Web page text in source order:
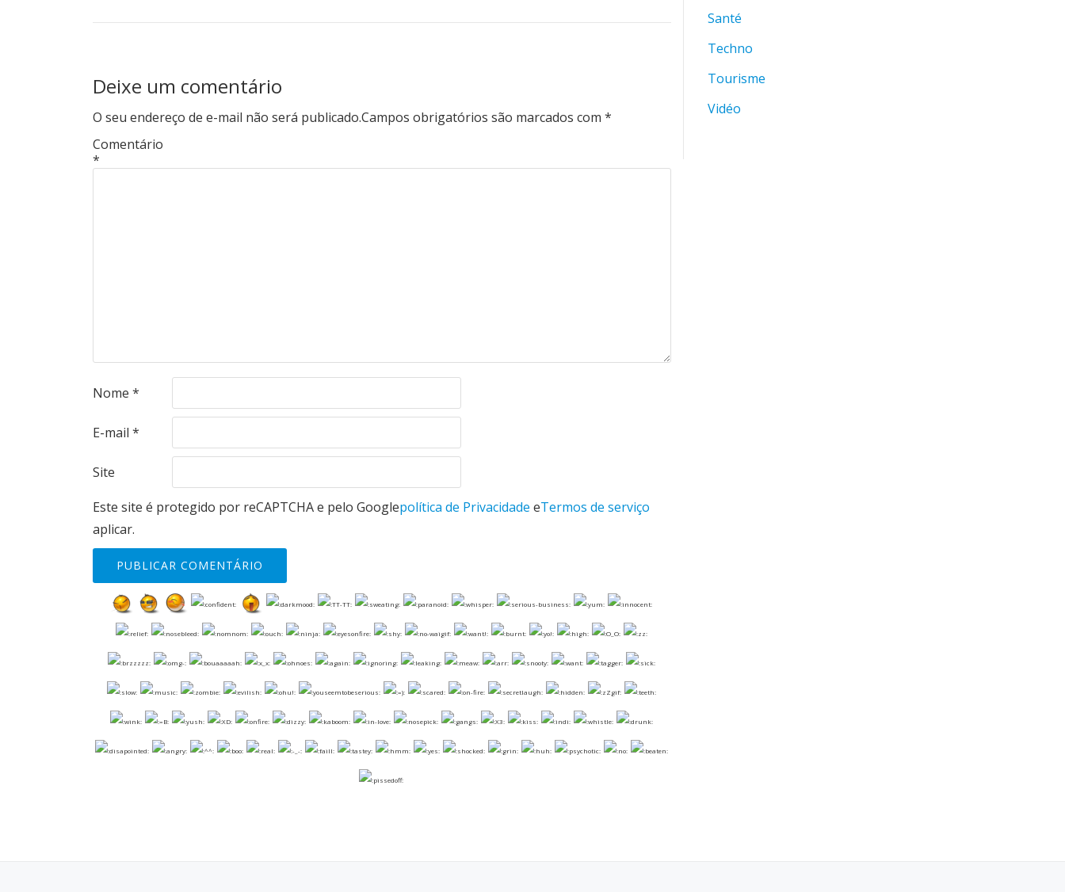
Deixe um comentário
O seu endereço de e-mail não será publicado.Campos obrigatórios são marcados com *
Comentário
*
Nome *
E-mail *
Site
Este site é protegido por reCAPTCHA e pelo Googlepolítica de Privacidade eTermos de serviço
aplicar.
Santé
Techno
Tourisme
Vidéo